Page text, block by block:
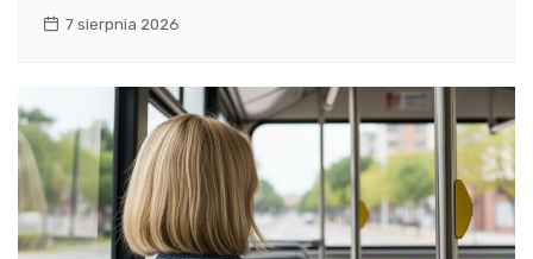
7 sierpnia 2026